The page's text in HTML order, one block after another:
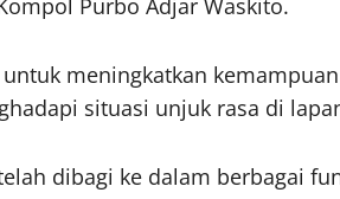
Purbo Adjar Waskito.
meningkatkan
situasi unjuk rasa di
dibagi ke dalam berbagai